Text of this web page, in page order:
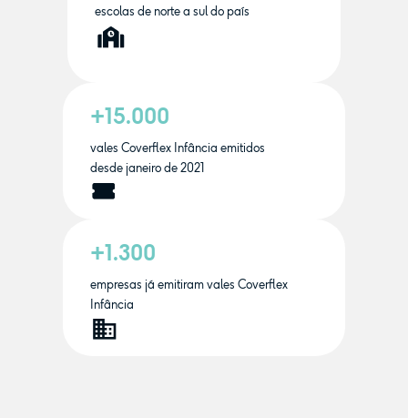
escolas de norte a sul do país
+15.000
vales Coverflex Infância emitidos
desde janeiro de 2021
+1.300
empresas já emitiram vales Coverflex
Infância